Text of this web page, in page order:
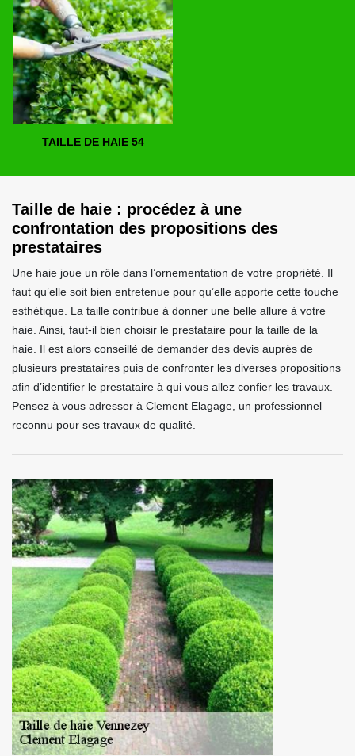
TAILLE DE HAIE 54
Taille de haie : procédez à une
confrontation des propositions des
prestataires
Une haie joue un rôle dans l’ornementation de votre propriété. Il
faut qu’elle soit bien entretenue pour qu’elle apporte cette touche
esthétique. La taille contribue à donner une belle allure à votre
haie. Ainsi, faut-il bien choisir le prestataire pour la taille de la
haie. Il est alors conseillé de demander des devis auprès de
plusieurs prestataires puis de confronter les diverses propositions
afin d’identifier le prestataire à qui vous allez confier les travaux.
Pensez à vous adresser à Clement Elagage, un professionnel
reconnu pour ses travaux de qualité.